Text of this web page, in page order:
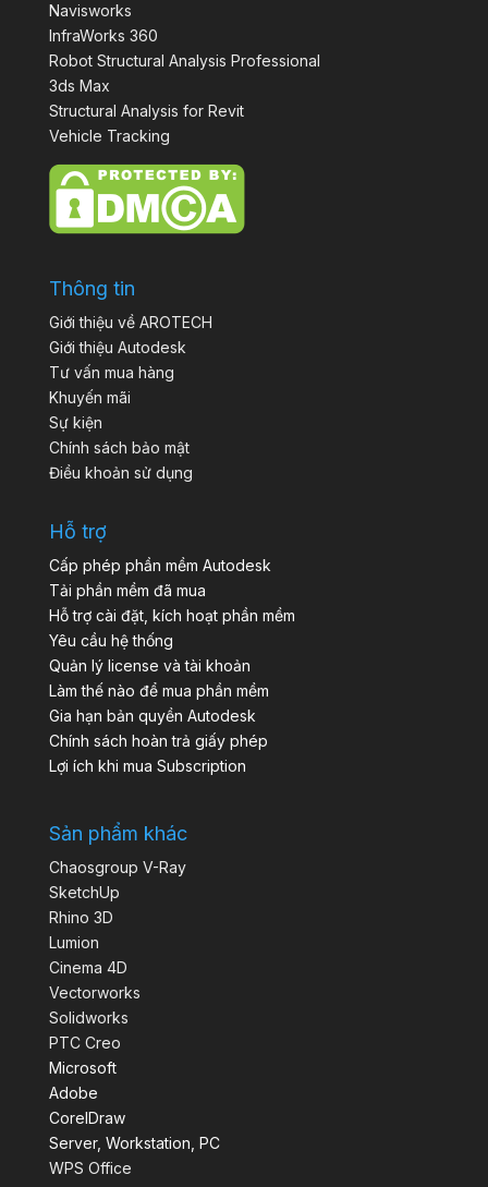
Navisworks
InfraWorks 360
Robot Structural Analysis Professional
3ds Max
Structural Analysis for Revit
Vehicle Tracking
Thông tin
Giới thiệu về AROTECH
Giới thiệu Autodesk
Tư vấn mua hàng
Khuyến mãi
Sự kiện
Chính sách bảo mật
Điều khoản sử dụng
Hỗ trợ
Cấp phép phần mềm Autodesk
Tải phần mềm đã mua
Hỗ trợ cài đặt, kích hoạt phần mềm
Yêu cầu hệ thống
Quản lý license và tài khoản
Làm thế nào để mua phần mềm
Gia hạn bản quyền Autodesk
Chính sách hoàn trả giấy phép
Lợi ích khi mua Subscription
Sản phẩm khác
Chaosgroup V-Ray
SketchUp
Rhino 3D
Lumion
Cinema 4D
Vectorworks
Solidworks
PTC Creo
Microsoft
Adobe
CorelDraw
Server, Workstation, PC
WPS Office